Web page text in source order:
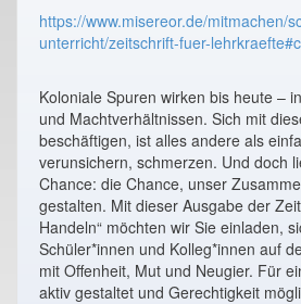
https://www.misereor.de/mitmachen/
unterricht/zeitschrift-fuer-
Koloniale Spuren wirken bis heute –
und Machtverhältnissen. Sich mit
beschäftigen, ist alles andere als
verunsichern, schmerzen. Und doch
Chance: die Chance, unser
gestalten. Mit dieser Ausgabe der
Handeln“ möchten wir Sie einladen,
Schüler*innen und Kolleg*innen auf
mit Offenheit, Mut und Neugier. Für
aktiv gestaltet und Gerechtigkeit